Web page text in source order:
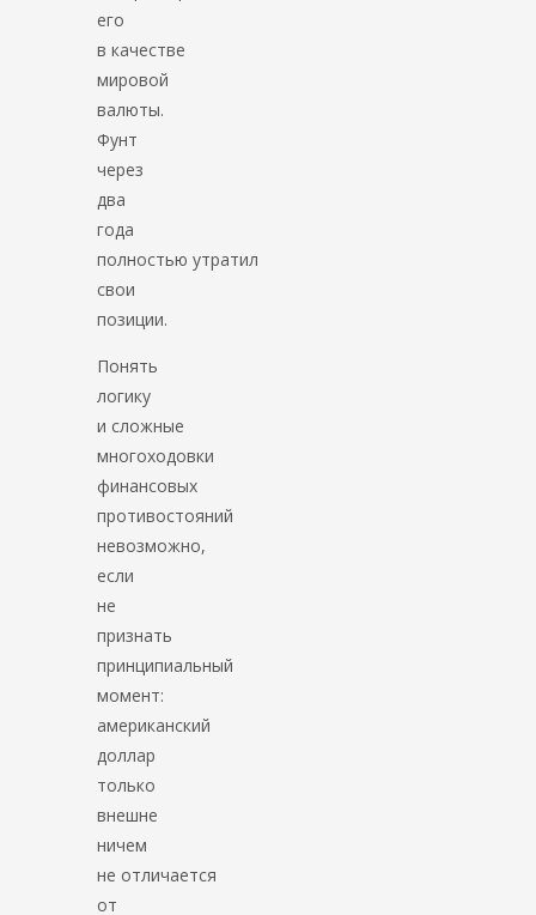
его
в качестве
мировой
валюты.
Фунт
через
два
года
полностью утратил
свои
позиции.
Понять
логику
и сложные
многоходовки
финансовых
противостояний
невозможно,
если
не
признать
принципиальный
момент:
американский
доллар
только
внешне
ничем
не отличается
от